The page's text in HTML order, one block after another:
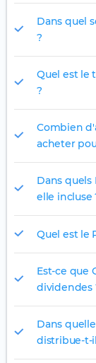
Dans quel
?
Quel est le
?
Combien
acheter
Dans quels
elle incluse
Quel est le
Est-ce que
dividendes
Dans
distribue-t-